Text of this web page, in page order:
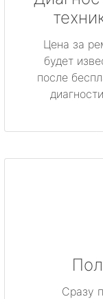
Цена за
будет
после
Сразу